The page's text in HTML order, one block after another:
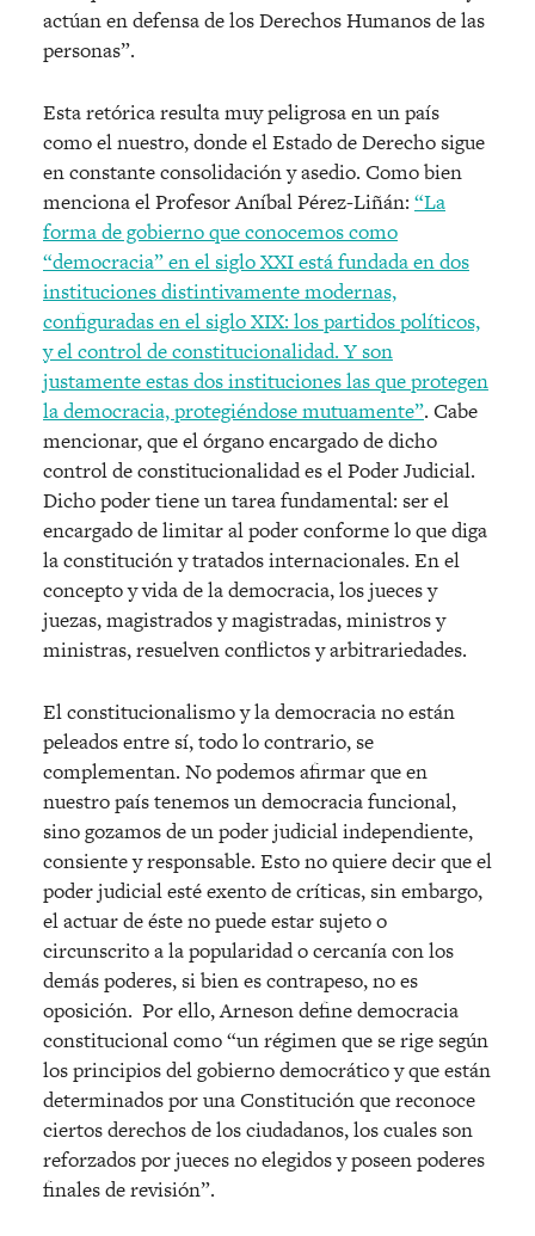
actúan en defensa de los Derechos Humanos de las
personas”.
Esta retórica resulta muy peligrosa en un país
como el nuestro, donde el Estado de Derecho sigue
en constante consolidación y asedio. Como bien
menciona el Profesor Aníbal Pérez-Liñán: “La
forma de gobierno que conocemos como
“democracia” en el siglo XXI está fundada en dos
instituciones distintivamente modernas,
configuradas en el siglo XIX: los partidos políticos,
y el control de constitucionalidad. Y son
justamente estas dos instituciones las que protegen
la democracia, protegiéndose mutuamente”. Cabe
mencionar, que el órgano encargado de dicho
control de constitucionalidad es el Poder Judicial.
Dicho poder tiene un tarea fundamental: ser el
encargado de limitar al poder conforme lo que diga
la constitución y tratados internacionales. En el
concepto y vida de la democracia, los jueces y
juezas, magistrados y magistradas, ministros y
ministras, resuelven conflictos y arbitrariedades.
El constitucionalismo y la democracia no están
peleados entre sí, todo lo contrario, se
complementan. No podemos afirmar que en
nuestro país tenemos un democracia funcional,
sino gozamos de un poder judicial independiente,
consiente y responsable. Esto no quiere decir que el
poder judicial esté exento de críticas, sin embargo,
el actuar de éste no puede estar sujeto o
circunscrito a la popularidad o cercanía con los
demás poderes, si bien es contrapeso, no es
oposición. Por ello, Arneson define democracia
constitucional como “un régimen que se rige según
los principios del gobierno democrático y que están
determinados por una Constitución que reconoce
ciertos derechos de los ciudadanos, los cuales son
reforzados por jueces no elegidos y poseen poderes
finales de revisión”.